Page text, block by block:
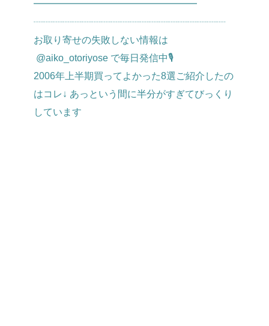
2006年上半期買ってよかった8選ご紹介したの
はコレ↓ あっという間に半分がすぎてびっくり
しています